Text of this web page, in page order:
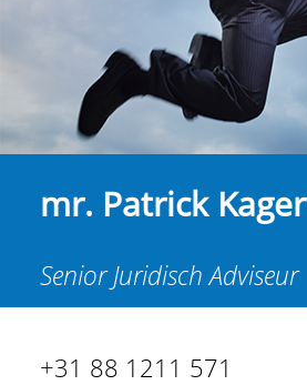
mr. Patrick Kager
Senior Juridisch Adviseur
+31 88 1211 571